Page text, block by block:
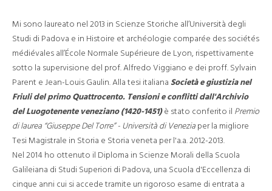
Mi sono laureato nel 2013 in Scienze Storiche all’Università degli
Studi di Padova e in Histoire et archéologie comparée des sociétés
médiévales all’École Normale Supérieure de Lyon, rispettivamente
sotto la supervisione del prof. Alfredo Viggiano e dei proff. Sylvain
Parent e Jean-Louis Gaulin. Alla tesi italiana Società e giustizia nel
Friuli del primo Quattrocento. Tensioni e conflitti dall'Archivio
del Luogotenente veneziano (1420-1451)è stato conferito il Premio
di laurea “Giuseppe Del Torre” - Università di Venezia per la migliore
Tesi Magistrale in Storia e Storia veneta per l'a.a. 2012-2013.
Nel 2014 ho ottenuto il Diploma in Scienze Morali della Scuola
Galileiana di Studi Superiori di Padova, una Scuola d'Eccellenza di
cinque anni cui si accede tramite un rigoroso esame di entrata a